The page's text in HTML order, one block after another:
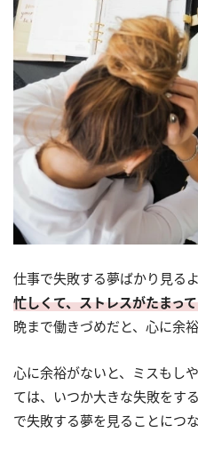
仕事で失敗する夢ばかり見るよ
忙しくて、ストレスがたまっ
晩まで働きづめだと、心に余
心に余裕がないと、ミスもし
ては、いつか大きな失敗をす
で失敗する夢を見ることにつ